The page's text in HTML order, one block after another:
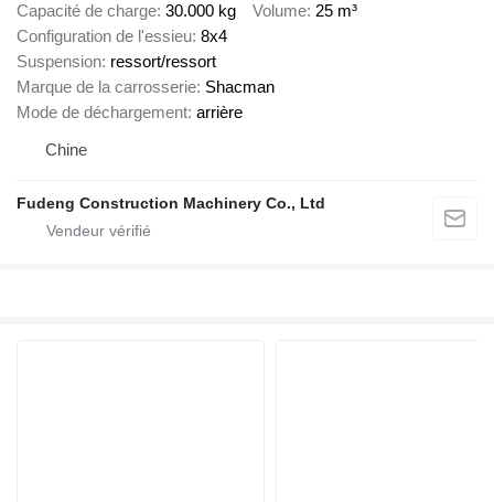
Capacité de charge 30.000 kg Volume 25 m³
Configuration de l'essieu 8x4
Suspension ressort/ressort
Marque de la carrosserie Shacman
Mode de déchargement arrière
Chine
Fudeng Construction Machinery Co., Ltd